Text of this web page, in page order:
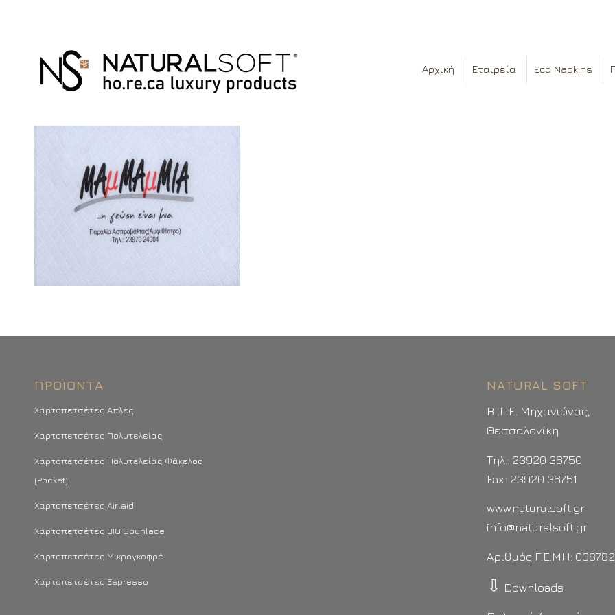
Αρχική Εταιρεία Eco Napkins
ΠΡΟΪΌΝΤΑ
Χαρτοπετσέτες Απλές
Χαρτοπετσέτες Πολυτελείας
Χαρτοπετσέτες Πολυτελείας Φάκελος
(Pocket)
Χαρτοπετσέτες Airlaid
Χαρτοπετσέτες BIO Spunlace
Χαρτοπετσέτες Μικρογκοφρέ
Χαρτοπετσέτες Espresso
NATURAL SOFT
ΒΙ.ΠΕ. Μηχανιώνας,
Θεσσαλονίκη
Τηλ.: 23920 36750
Fax.: 23920 36751
www.naturalsoft.gr
info@naturalsoft.gr
Αριθμός Γ.Ε.ΜΗ:
⇩ Downloads